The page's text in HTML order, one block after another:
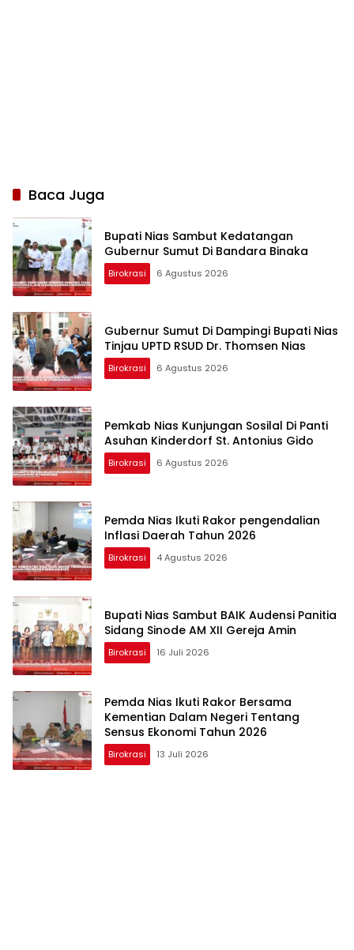
Baca Juga
Bupati Nias Sambut Kedatangan
Gubernur Sumut Di Bandara Binaka
Birokrasi 6 Agustus 2026
Gubernur Sumut Di Dampingi Bupati Nias
Tinjau UPTD RSUD Dr. Thomsen Nias
Birokrasi 6 Agustus 2026
Pemkab Nias Kunjungan Sosilal Di Panti
Asuhan Kinderdorf St. Antonius Gido
Birokrasi 6 Agustus 2026
Pemda Nias Ikuti Rakor pengendalian
Inflasi Daerah Tahun 2026
Birokrasi 4 Agustus 2026
Bupati Nias Sambut BAIK Audensi Panitia
Sidang Sinode AM XII Gereja Amin
Birokrasi 16 Juli 2026
Pemda Nias Ikuti Rakor Bersama
Kementian Dalam Negeri Tentang
Sensus Ekonomi Tahun 2026
Birokrasi 13 Juli 2026